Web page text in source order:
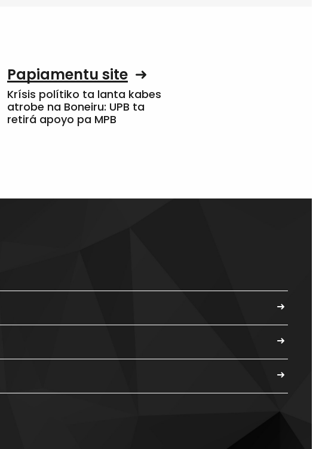
Papiamentu site
Krísis polítiko ta lanta kabes
atrobe na Boneiru: UPB ta
retirá apoyo pa MPB